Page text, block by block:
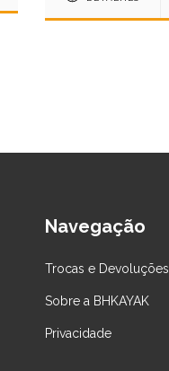
Navegação
Trocas e Devoluções
Sobre a BHKAYAK
Privacidade